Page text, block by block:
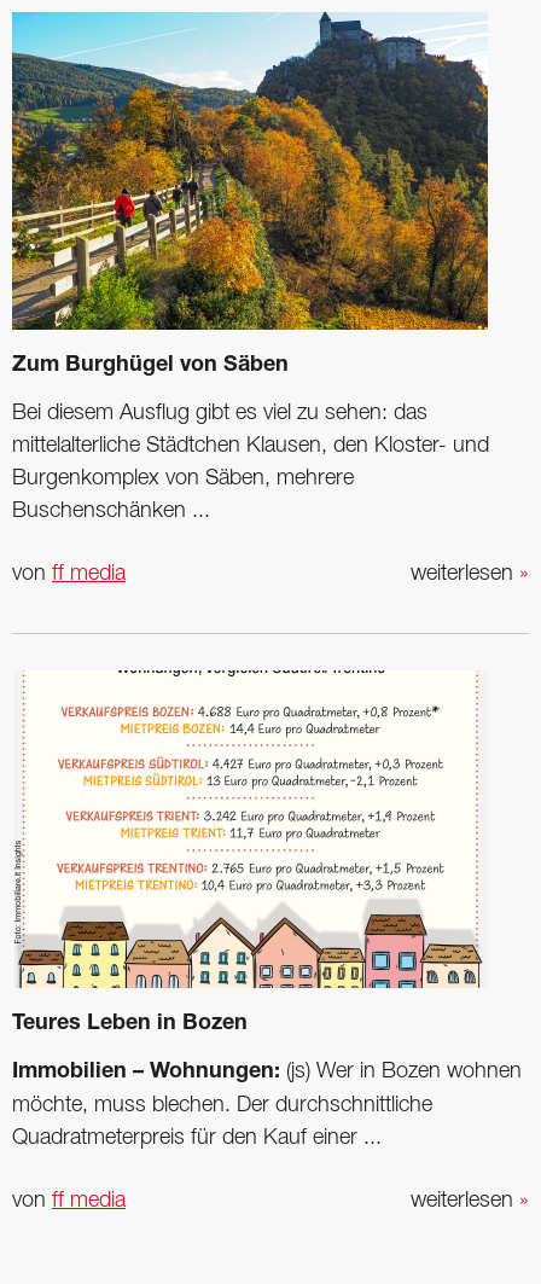
Zum Burghügel von Säben
Bei diesem Ausflug gibt es viel zu sehen: das
mittelalterliche Städtchen Klausen, den Kloster- und
Burgenkomplex von Säben, mehrere
Buschenschänken ...
weiterlesen »
von ff media
Teures Leben in Bozen
Immobilien – Wohnungen: (js) Wer in Bozen wohnen
möchte, muss blechen. Der durchschnittliche
Quadratmeterpreis für den Kauf einer ...
weiterlesen »
von ff media